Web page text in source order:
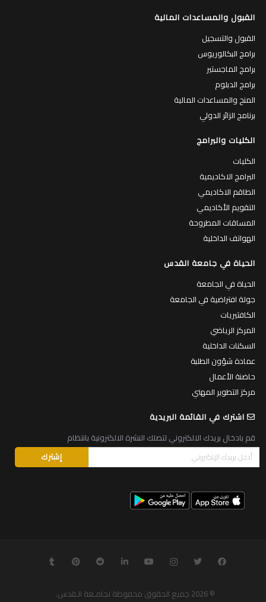
القبول والمساعدات المالية
القبول والتسجيل
برامج البكالوريوس
برامج الماجستير
برامج الدبلوم
المنح والمساعدات المالية
برنامج الزائر الدولي
الكليات والبرامج
الكليات
البرامج الاكاديمية
الطاقم الاكاديمي
التقويم الأكاديمي
المساقات المطروحة
الهواتف الداخلية
الحياة في جامعة القدس
الحياة في الجامعة
جولة افتراضية في الجامعة
الكافتيريات
المركز الرياضي
السكنات الداخلية
عمادة شؤون الطلبة
حاضنة الأعمال
مركز التطوير المهني
اشترك في القائمة البريدية
قم بادخال بريدك الالكتروني لتصلك النشرة الالكترونية بانتظام
© 2026 جميع الحقوق محفوظة لجامـعة الـقدس.